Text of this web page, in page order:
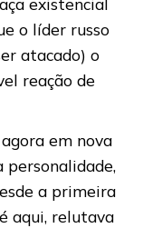
o líder russo
atacado) o
reação de
em nova
a primeira
aqui, relutava